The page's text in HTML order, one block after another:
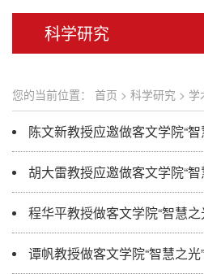
科学研究
您的当前位置： 首页 > 科学研究 > 学
陈文新教授应邀做客文学院“智慧之光”
胡大雷教授应邀做客文学院“智慧之光”
程华平教授做客文学院“智慧之光”
谭帆教授做客文学院“智慧之光”